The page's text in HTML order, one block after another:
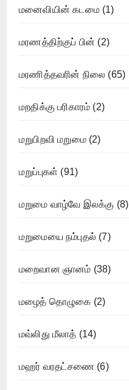
மனைவியின் கடமை(1)
மரணத்திற்குப் பின் (2)
மரணித்தவரின் நிலை (65)
மறதிக்கு பரிகாரம் (2)
மறுபிறவி மறுமை(2)
மறுப்புகள் (91)
மறுமை வாழ்வே இலக்கு (8)
மறுமையை நம்புதல் (7)
மறைவான ஞானம் (38)
மழைத் தொழுகை (2)
மவ்லிது மீலாத் (14)
மஹர் வரதட்சணை (6)